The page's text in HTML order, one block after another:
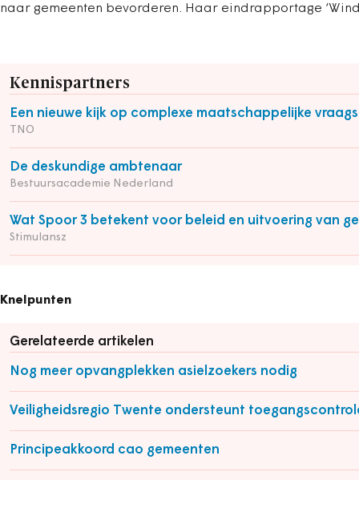
naar gemeenten bevorderen. Haar eindrapportage
Kennispartners
Een nieuwe kijk op complexe maatschappelijke
TNO
De deskundige ambtenaar
Bestuursacademie Nederland
Wat Spoor 3 betekent voor beleid en uitvoering van
Stimulansz
Knelpunten
Gerelateerde artikelen
Nog meer opvangplekken asielzoekers nodig
Veiligheidsregio Twente ondersteunt
Principeakkoord cao gemeenten